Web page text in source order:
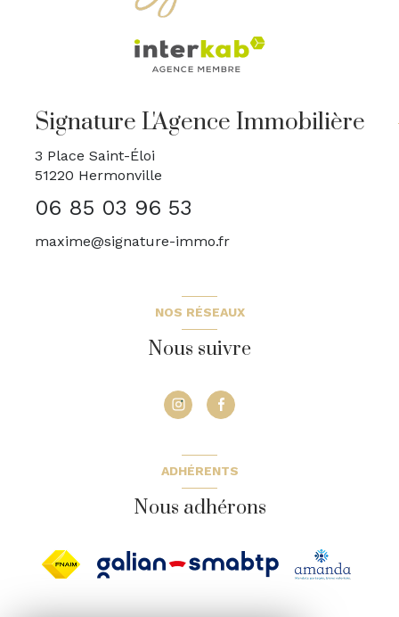
Signature L'Agence Immobilière
3 Place Saint-Éloi
51220 Hermonville
06 85 03 96 53
maxime@signature-immo.fr
NOS RÉSEAUX
Nous suivre
ADHÉRENTS
Nous adhérons